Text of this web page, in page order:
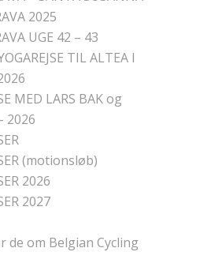
2025
UGE 42 – 43
TIL ALTEA I
MED LARS BAK og
2026
(motionsløb)
2026
2027
de om Belgian Cycling